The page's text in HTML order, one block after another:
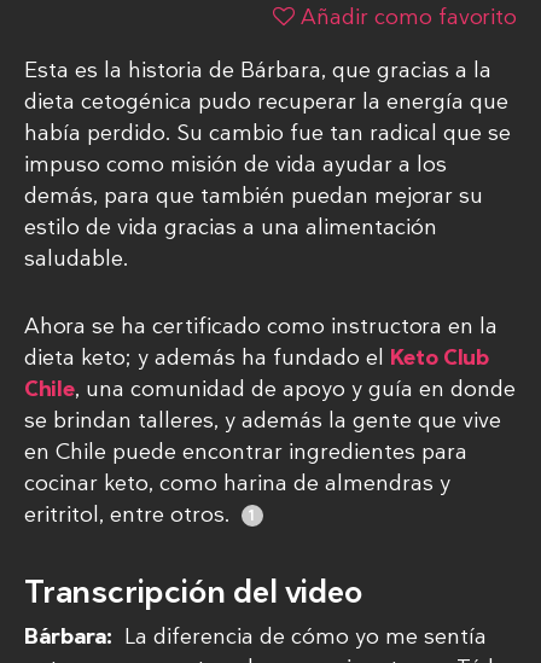
Añadir como favorito
Esta es la historia de Bárbara, que gracias a la
dieta cetogénica pudo recuperar la energía que
había perdido. Su cambio fue tan radical que se
impuso como misión de vida ayudar a los
demás, para que también puedan mejorar su
estilo de vida gracias a una alimentación
saludable.
Ahora se ha certificado como instructora en la
dieta keto; y además ha fundado el Keto Club
Chile, una comunidad de apoyo y guía en donde
se brindan talleres, y además la gente que vive
en Chile puede encontrar ingredientes para
cocinar keto, como harina de almendras y
eritritol, entre otros.
Transcripción del video
Bárbara: La diferencia de cómo yo me sentía